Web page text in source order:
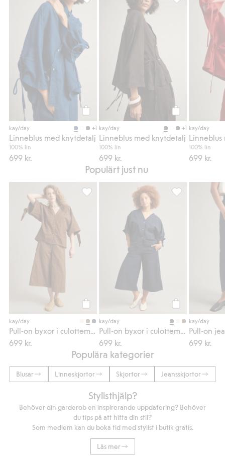
Köp
kay/day +1
Linneblus med knytdetalj
100% lin
699 kr.
Linneblus med knytdetalj, Lägg till i
Köp
kay/day +1
Linneblus med knytdetalj
100% lin
699 kr.
Linneblus
kay/day
100% lin
699 kr.
Populärt just nu
Köp
kay/day
699 kr.
Pull-on byxor i culottemodell, Lägg till i
kay/day
699 kr.
Pull-on byxor
kay/day
699 kr.
Populära kategorier
Blusar Linneskjortor Skjortor Jeansskjortor
Stylisthjälp?
Behöver din garderob en inspirerande uppdatering? Behöver
du tips på att hitta din stil?
Som medlem kan du boka tid med stylist i butik gratis.
Läs mer